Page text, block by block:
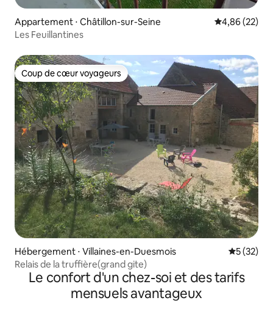
Appartement ⋅ Châtillon-sur-Seine Évaluation
4,86 (22)
Les Feuillantines
Coup de cœur voyageurs
Coup de cœur voyageurs
Hébergement ⋅ Villaines-en-Duesmois
5 (32)
Relais de la truffière(grand gite)
Le confort d'un chez-soi et des tarifs
mensuels avantageux